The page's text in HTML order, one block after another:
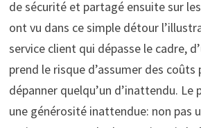
de sécurité et partagé ensuite sur
ont vu dans ce simple détour
service client qui dépasse le cadre,
prend le risque d’assumer des coûts
dépanner quelqu’un d’inattendu. Le
une générosité inattendue: non pas